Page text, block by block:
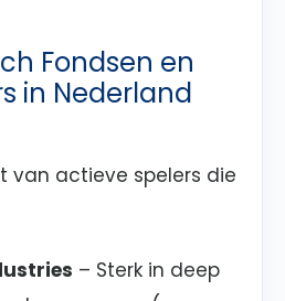
Fondsen en
in Nederland
van actieve spelers die
– Sterk in deep